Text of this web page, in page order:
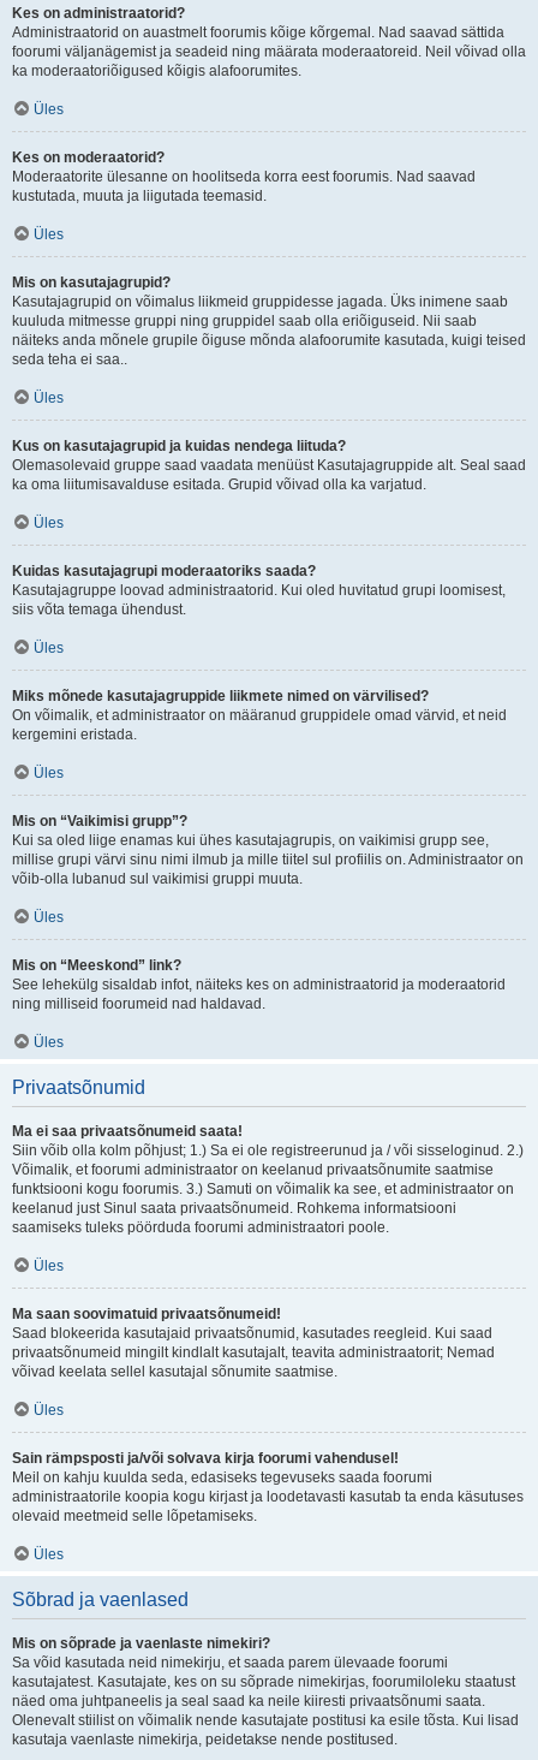
Kes on administraatorid?
Administraatorid on auastmelt foorumis kõige kõrgemal. Nad saavad sättida
foorumi väljanägemist ja seadeid ning määrata moderaatoreid. Neil võivad olla
ka moderaatoriõigused kõigis alafoorumites.
Üles
Kes on moderaatorid?
Moderaatorite ülesanne on hoolitseda korra eest foorumis. Nad saavad
kustutada, muuta ja liigutada teemasid.
Üles
Mis on kasutajagrupid?
Kasutajagrupid on võimalus liikmeid gruppidesse jagada. Üks inimene saab
kuuluda mitmesse gruppi ning gruppidel saab olla eriõiguseid. Nii saab
näiteks anda mõnele grupile õiguse mõnda alafoorumite kasutada, kuigi teised
seda teha ei saa..
Üles
Kus on kasutajagrupid ja kuidas nendega liituda?
Olemasolevaid gruppe saad vaadata menüüst Kasutajagruppide alt. Seal saad
ka oma liitumisavalduse esitada. Grupid võivad olla ka varjatud.
Üles
Kuidas kasutajagrupi moderaatoriks saada?
Kasutajagruppe loovad administraatorid. Kui oled huvitatud grupi loomisest,
siis võta temaga ühendust.
Üles
Miks mõnede kasutajagruppide liikmete nimed on värvilised?
On võimalik, et administraator on määranud gruppidele omad värvid, et neid
kergemini eristada.
Üles
Mis on “Vaikimisi grupp”?
Kui sa oled liige enamas kui ühes kasutajagrupis, on vaikimisi grupp see,
millise grupi värvi sinu nimi ilmub ja mille tiitel sul profiilis on. Administraator on
võib-olla lubanud sul vaikimisi gruppi muuta.
Üles
Mis on “Meeskond” link?
See lehekülg sisaldab infot, näiteks kes on administraatorid ja moderaatorid
ning milliseid foorumeid nad haldavad.
Üles
Privaatsõnumid
Ma ei saa privaatsõnumeid saata!
Siin võib olla kolm põhjust; 1.) Sa ei ole registreerunud ja / või sisseloginud. 2.)
Võimalik, et foorumi administraator on keelanud privaatsõnumite saatmise
funktsiooni kogu foorumis. 3.) Samuti on võimalik ka see, et administraator on
keelanud just Sinul saata privaatsõnumeid. Rohkema informatsiooni
saamiseks tuleks pöörduda foorumi administraatori poole.
Üles
Ma saan soovimatuid privaatsõnumeid!
Saad blokeerida kasutajaid privaatsõnumid, kasutades reegleid. Kui saad
privaatsõnumeid mingilt kindlalt kasutajalt, teavita administraatorit; Nemad
võivad keelata sellel kasutajal sõnumite saatmise.
Üles
Sain rämpsposti ja/või solvava kirja foorumi vahendusel!
Meil on kahju kuulda seda, edasiseks tegevuseks saada foorumi
administraatorile koopia kogu kirjast ja loodetavasti kasutab ta enda käsutuses
olevaid meetmeid selle lõpetamiseks.
Üles
Sõbrad ja vaenlased
Mis on sõprade ja vaenlaste nimekiri?
Sa võid kasutada neid nimekirju, et saada parem ülevaade foorumi
kasutajatest. Kasutajate, kes on su sõprade nimekirjas, foorumiloleku staatust
näed oma juhtpaneelis ja seal saad ka neile kiiresti privaatsõnumi saata.
Olenevalt stiilist on võimalik nende kasutajate postitusi ka esile tõsta. Kui lisad
kasutaja vaenlaste nimekirja, peidetakse nende postitused.